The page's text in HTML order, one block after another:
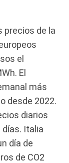
precios de la
el
El
más
desde 2022.
diarios
días. Italia
día de
de CO2